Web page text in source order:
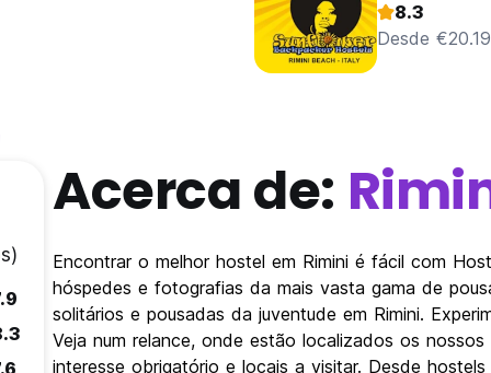
da ger?ncia)
Veneza e Roma
mergulho,
8.3
Desde €20.19
Acerca de:
Encontrar o melhor hostel em Rimini é fácil com
hóspedes e fotografias da mais vasta gama de
solitários e pousadas da juventude em Rimini.
Veja num relance, onde estão localizados os
interesse obrigatório e locais a visitar. Desde